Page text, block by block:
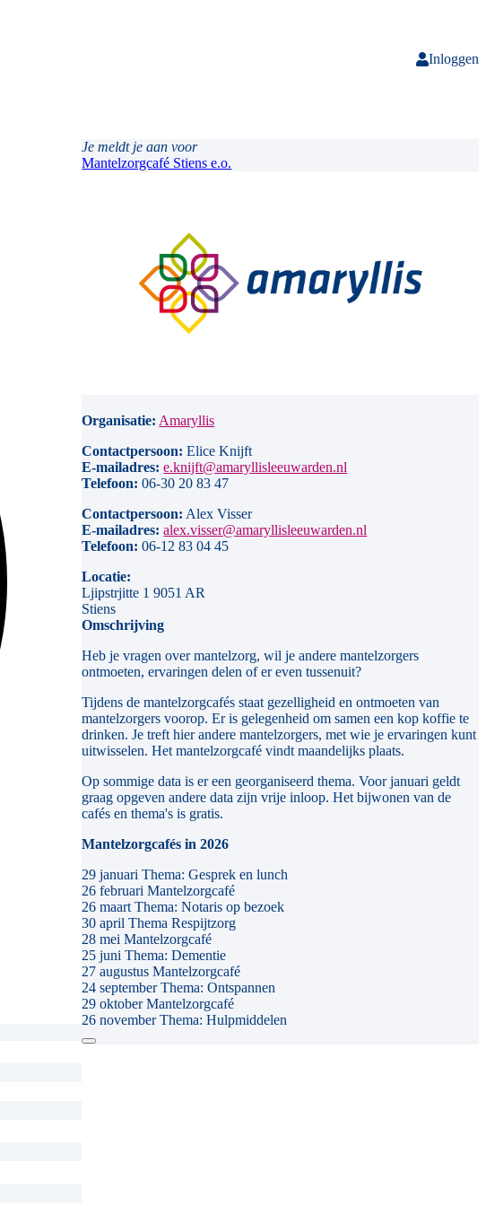
Inloggen
Je meldt je aan voor
Mantelzorgcafé Stiens e.o.
Organisatie: Amaryllis
Contactpersoon: Elice Knijft
E-mailadres: e.knijft@amaryllisleeuwarden.nl
Telefoon: 06-30 20 83 47
Contactpersoon: Alex Visser
E-mailadres: alex.visser@amaryllisleeuwarden.nl
Telefoon: 06-12 83 04 45
Locatie:
Ljipstrjitte 1 9051 AR
Stiens
Omschrijving
Heb je vragen over mantelzorg, wil je andere mantelzorgers
ontmoeten, ervaringen delen of er even tussenuit?
Tijdens de mantelzorgcafés staat gezelligheid en ontmoeten van
mantelzorgers voorop. Er is gelegenheid om samen een kop koffie te
drinken. Je treft hier andere mantelzorgers, met wie je ervaringen kunt
uitwisselen. Het mantelzorgcafé vindt maandelijks plaats.
Op sommige data is er een georganiseerd thema. Voor januari geldt
graag opgeven andere data zijn vrije inloop. Het bijwonen van de
cafés en thema's is gratis.
Mantelzorgcafés in 2026
29 januari Thema: Gesprek en lunch
26 februari Mantelzorgcafé
26 maart Thema: Notaris op bezoek
30 april Thema Respijtzorg
28 mei Mantelzorgcafé
25 juni Thema: Dementie
27 augustus Mantelzorgcafé
24 september Thema: Ontspannen
29 oktober Mantelzorgcafé
26 november Thema: Hulpmiddelen